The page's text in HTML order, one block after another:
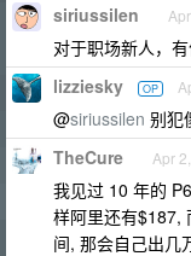
siriussilen
对于职场新人，
lizziesky OP
@siriussilen 别犯
TheCure Apr
我见过 10 年的
样阿里还有$187,
间, 那会自己出几